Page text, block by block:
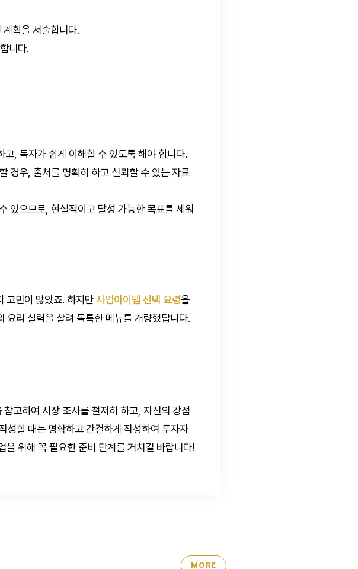
획을 서술합니다.
니다.
, 독자가 쉽게 이해할 수 있도록 해야 합니다.
경우, 출처를 명확히 하고 신뢰할 수 있는 자료
있으므로, 현실적이고 달성 가능한 목표를 세워
고민이 많았죠. 하지만사업아이템 선택 요령을
요리 실력을 살려 독특한 메뉴를 개량했답니다.
고하여 시장 조사를 철저히 하고, 자신의 강점
성할 때는 명확하고 간결하게 작성하여 투자자
위해 꼭 필요한 준비 단계를 거치길 바랍니다!
MORE